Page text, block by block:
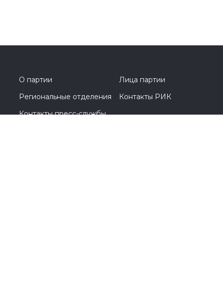
О партии
Лица партии
Региональные отделения
Контакты РИК
Контакты пресс-службы